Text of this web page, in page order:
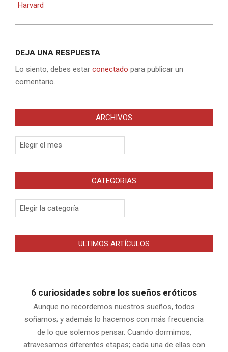
Harvard
DEJA UNA RESPUESTA
Lo siento, debes estar conectado para publicar un
comentario.
ARCHIVOS
Archivos
CATEGORIAS
Categorias
ULTIMOS ARTÍCULOS
6 curiosidades sobre los sueños eróticos
Aunque no recordemos nuestros sueños, todos
soñamos; y además lo hacemos con más frecuencia
de lo que solemos pensar. Cuando dormimos,
atravesamos diferentes etapas; cada una de ellas con